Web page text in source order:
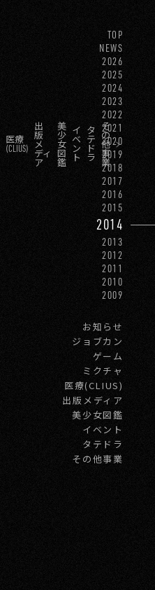
TOP
NEWS
2026
2025
2024
2023
2022
2021
2020
2019
2018
2017
2016
2015
2014
2013
2012
2011
2010
2009
お知らせ
ジョブカン
ゲーム
ミクチャ
医療(CLIUS)
出版メディア
美少女図鑑
イベント
タテドラ
その他事業
医療
(CLIUS)
出
版
メ
ディ
ア
美
少
女
図
鑑
イ
ベ
ン
ト
タ
テ
ド
ラ
そ
の
他
事
業